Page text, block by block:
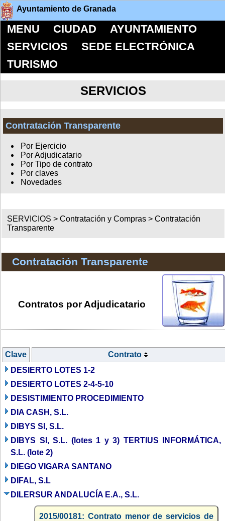
Ayuntamiento de Granada
MENU CIUDAD
AYUNTAMIENTO
SERVICIOS
SEDE ELECTRÓNICA
TURISMO
SERVICIOS
Contratación Transparente
Por Ejercicio
Por Adjudicatario
Por Tipo de contrato
Por claves
Novedades
SERVICIOS >Contratación y Compras >Contratación
Transparente
Contratación Transparente
Contratos por Adjudicatario
Clave
Contrato
DESIERTO LOTES 1-2
DESIERTO LOTES 2-4-5-10
DESISTIMIENTO PROCEDIMIENTO
DIA CASH, S.L.
DIBYS SI, S.L.
DIBYS SI, S.L. (lotes 1 y 3) TERTIUS INFORMÁTICA,
S.L. (lote 2)
DIEGO VIGARA SANTANO
DIFAL, S.L
DILERSUR ANDALUCÍA E.A., S.L.
2015/00181: Contrato menor de servicios de